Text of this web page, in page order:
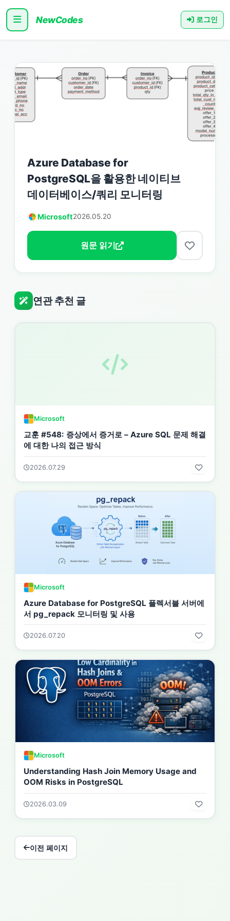
NewCodes 로그인
Azure Database for
PostgreSQL을 활용한 네이티브
데이터베이스/쿼리 모니터링
Microsoft2026.05.20
원문 읽기
연관 추천 글
Microsoft
교훈 #548: 증상에서 증거로 – Azure SQL 문제 해결
에 대한 나의 접근 방식
2026.07.29
Microsoft
Azure Database for PostgreSQL 플렉서블 서버에
서 pg_repack 모니터링 및 사용
2026.07.20
Microsoft
Understanding Hash Join Memory Usage and
OOM Risks in PostgreSQL
2026.03.09
이전 페이지